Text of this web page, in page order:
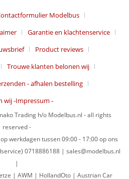
Modelbus
Garantie en klachtenservice
Product reviews
Trouwe klanten belonen wij
- afhalen bestelling
wij -Impressum -
Trading h/o Modelbus.nl - all rights
reserved -
werkdagen tussen 09:00 - 17:00 op ons
0718886188 | sales@modelbus.nl
|
| AWM | HollandOto | Austrian Car